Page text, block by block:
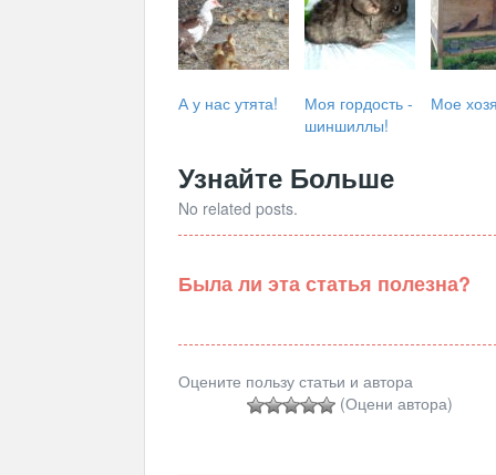
А у нас утята!
Моя гордость -
шиншиллы!
Мое
Узнайте Больше
No related posts.
Была ли эта статья полезна?
Оцените пользу статьи и автора
(Оцени автора)